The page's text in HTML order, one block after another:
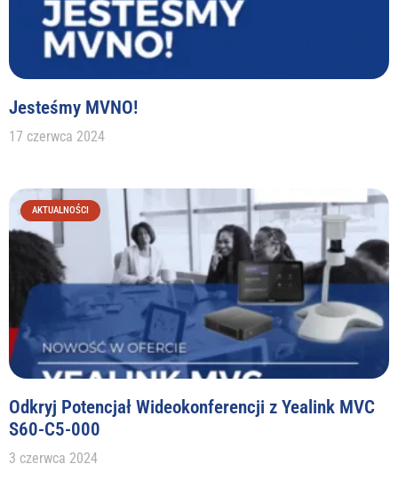
Jesteśmy MVNO!
17 czerwca 2024
AKTUALNOŚCI
Odkryj Potencjał Wideokonferencji z Yealink MVC
S60-C5-000
3 czerwca 2024